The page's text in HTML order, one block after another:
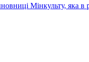
Мінкульту, яка в